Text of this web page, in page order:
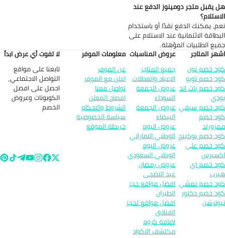
يقبل متجر دومينوز الدفع عند
يمكنك الدفع نقدًا أو باستخدام
الائتمانية عند الاستلام على
الطلبيات المؤهلة.
المتاجر
خصم نون
خصم تويو
خصم باث اند
خصم سيفي
خصم
خصم بوكينج
خصم علي
خصم اي
خصم نمشي
خصم دكتور
عروض المناسبات
جميع المتاجر
الاعياد والعطلات
عروض الجمعة
السوداء
عروض الجمعة
البيضاء
عروض اليوم
الوطني الاماراتي
عروض اليوم
الوطني السعودي
عروض رمضان
عيد الاضحى
افضل مواقع حجز
الطيران
افضل مواقع لحجز
الفنادق
اضافة كروم
مكتشف الاكواد
معلومات الموفر
عن الموفر
اعلن مع الموفر
تواصل معنا
افصاح المعلن
الشروط والاحكام
سياسة الخصوصية
خريطة الموقع
لا تفوت أي عرض ابداً
تابعنا على مواقع
التواصل الاجتماعي,
احصل على افضل
الكوبونات وعروض
الخصم